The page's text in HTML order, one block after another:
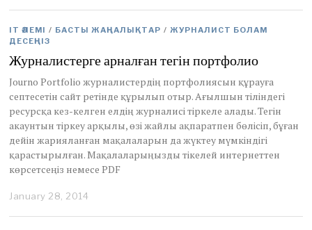
1
IT ӘЛЕМІ / БАСТЫ ЖАҢАЛЫҚТАР / ЖУРНАЛИСТ БОЛАМ
ДЕСЕҢІЗ
Журналистерге арналған тегін портфолио
Journo Portfolio журналистердің портфолиясын құрауға
септесетін сайт ретінде құрылып отыр. Ағылшын тіліндегі
ресурсқа кез-келген елдің журналисі тіркеле алады. Тегін
акаунтын тіркеу арқылы, өзі жайлы ақпаратпен бөлісіп, бұған
дейін жарияланған мақалаларын да жүктеу мүмкіндігі
қарастырылған. Мақалаларыңызды тікелей интернеттен
көрсетсеңіз немесе PDF
January 28, 2014